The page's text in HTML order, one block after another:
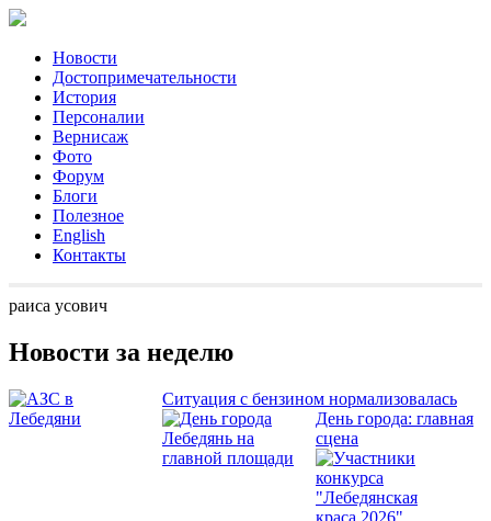
Новости
Достопримечательности
История
Персоналии
Вернисаж
Фото
Форум
Блоги
Полезное
English
Контакты
раиса усович
Новости за неделю
Ситуация с бензином нормализовалась
День города: главная
сцена